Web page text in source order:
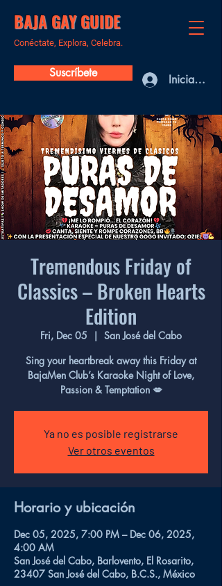
BAJA GAY GUIDE
Conéctate, Explora, Celebra.
Suscríbete Iniciar sesión
Tremendous Friday of
Classics – Broken Hearts
Edition
Fri, Dec 05
  |
San José del Cabo
Sing your heartbreak away this Friday at
BajaMen Club’s Karaoke Night of Love,
Passion & Temptation 💋
Ya no es posible registrarse
Ver otros eventos
Horario y ubicación
Dec 05, 2025, 7:00 PM – Dec 06, 2025,
4:00 AM
San José del Cabo, Barlovento, El Rosarito,
23407 San José del Cabo, B.C.S., México